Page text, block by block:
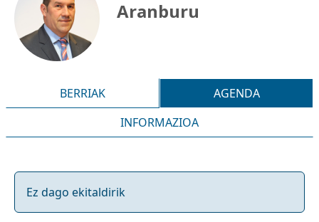
Aranburu
BERRIAK
AGENDA
INFORMAZIOA
Ez dago ekitaldirik